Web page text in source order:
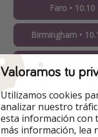
Faro ‣
Birmingham ‣
Londres ‣
Nantes ‣
Varsovia-WMI ‣
Valoramos tu
Utilizamos cookies
analizar nuestro
esta información con
más información, lea